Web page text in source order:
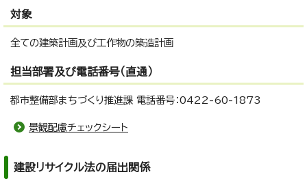
対象
全ての建築計画及び工作物の築造計画
担当部署及び電話番号（直通）
都市整備部まちづくり推進課 電話番号：0422-60-1873
景観配慮チェックシート
建設リサイクル法の届出関係